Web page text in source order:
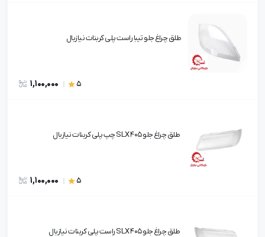
طلق چراغ جلو تیبا راست پلی کربنات نیازبال
5
1,100,000
طلق چراغ جلو ۴۰۵ SLX چپ پلی کربنات نیازبال
5
1,100,000
طلق چراغ جلو ۴۰۵ SLX راست پلی کربنات نیازبال